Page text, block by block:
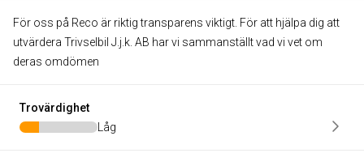
För oss på Reco är riktig transparens viktigt. För att hjälpa dig att
utvärdera Trivselbil J.j.k. AB har vi sammanställt vad vi vet om
deras omdömen
Trovärdighet
Låg